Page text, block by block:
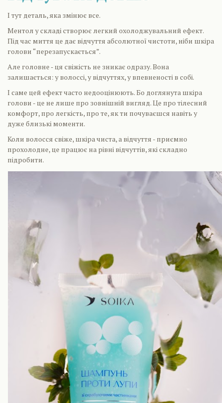
І тут деталь, яка змінює все.
Ментол у складі створює легкий охолоджувальний ефект.
Під час миття це дає відчуття абсолютної чистоти, ніби шкіра
голови “перезапускається”.
Але головне - ця свіжість не зникає одразу. Вона
залишається: у волоссі, у відчуттях, у впевненості в собі.
І саме цей ефект часто недооцінюють. Бо доглянута шкіра
голови - це не лише про зовнішній вигляд. Це про тілесний
комфорт, про легкість, про те, як ти почуваєшся навіть у
дуже близькі моменти.
Коли волосся свіже, шкіра чиста, а відчуття - приємно
прохолодне, це працює на рівні відчуттів, які складно
підробити.